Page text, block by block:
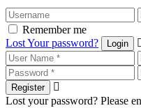
Remember me
Lost Your password?
Login
Register
Lost your password? Please